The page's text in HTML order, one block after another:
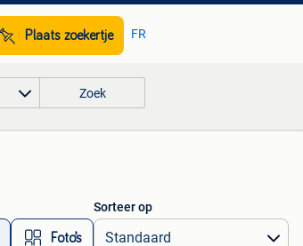
Plaats zoekertje FR
Zoek
Foto’s
Sorteer op